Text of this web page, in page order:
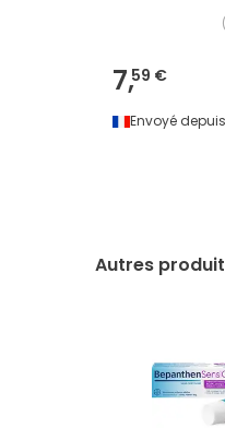
(
7,59 €
Envoyé
Autres